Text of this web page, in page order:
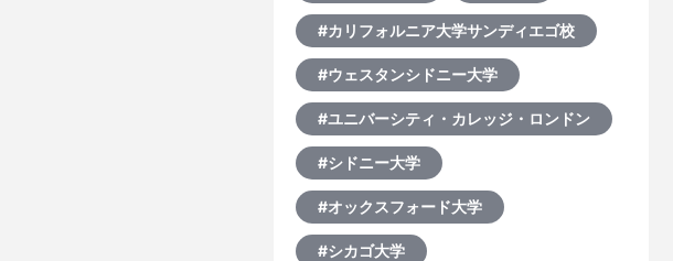
#カリフォルニア大学サンディエゴ校
#ウェスタンシドニー大学
#ユニバーシティ・カレッジ・ロンドン
#シドニー大学
#オックスフォード大学
#シカゴ大学